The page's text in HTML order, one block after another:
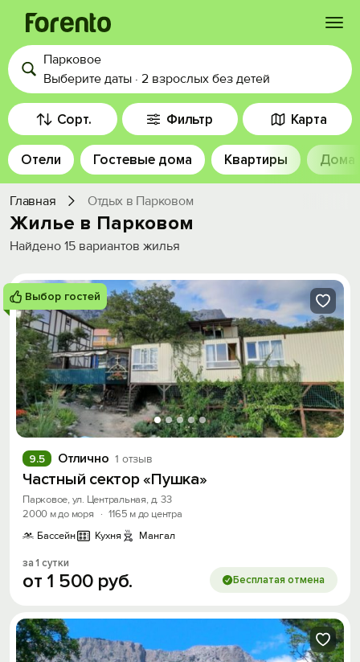
Войти
Избранное
История просмотра
Добавить свой объект
Парковое
Выберите даты · 2 взрослых без детей
Сорт. Фильтр Карта
Отели Гостевые дома Квартиры Дома
Главная Отдых в Парковом
Жилье в Парковом
Найдено 15 вариантов жилья
Выбор гостей
Отлично 1 отзыв
9.5
Частный сектор «Пушка»
Парковое, ул. Центральная, д. 33
2000 м до моря
· 1165 м до центра
Бассейн
Кухня Мангал
за 1 сутки
от 1 500 руб. Бесплатая отмена